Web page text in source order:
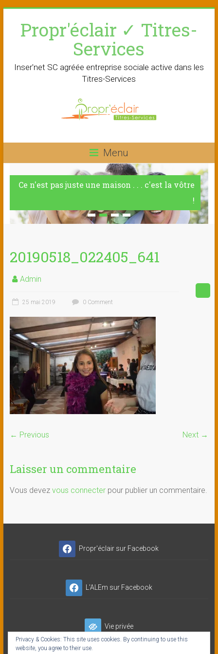
contentPropr'éclair ✓ Titres-
Services
Inser'net SC agréée entreprise sociale active dans les
Titres-Services
Menu
Ce n'est pas juste une maison . . . c'est la vôtre
!
20190518_022405_641
Admin
25 mai 2019 0 Comment
← Previous Next →
Laisser un commentaire
Vous devez vous connecterpour publier un commentaire.
Propr'éclair sur Facebook
L'ALEm sur Facebook
Vie privée
Privacy & Cookies: This site uses cookies. By continuing to use this
website, you agree to their use.